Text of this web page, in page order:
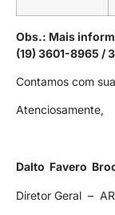
Obs.: Mais
(19) 3601-8965 /
Contamos com
Atenciosamente,
Dalto Favero
Diretor Geral –